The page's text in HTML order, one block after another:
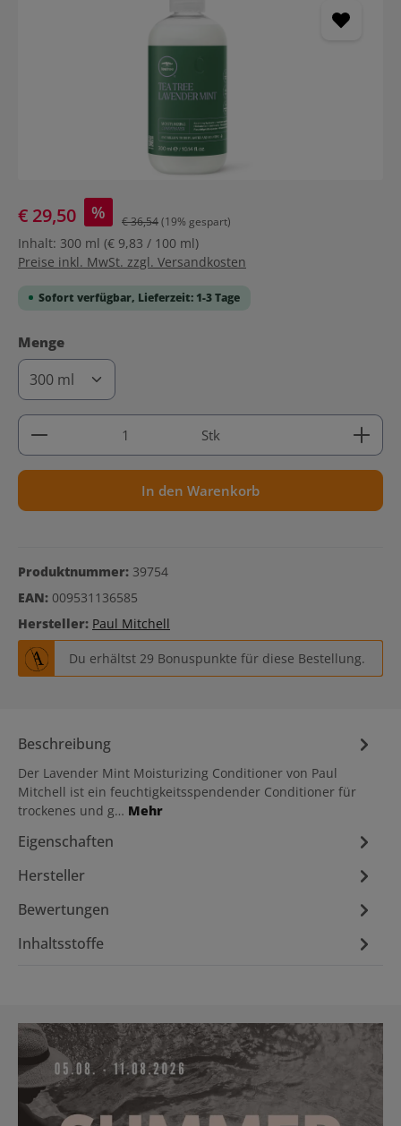
€ 29,50 % € 36,54(19% gespart)
Inhalt: 300 ml (€ 9,83 / 100 ml)
Preise inkl. MwSt. zzgl. Versandkosten
Sofort verfügbar, Lieferzeit: 1-3 Tage
Mengeauswählen
Produkt Anzahl: Gib den gewünschten Wert ein
Stk
In den Warenkorb
Produktnummer: 39754
EAN: 009531136585
Hersteller: Paul Mitchell
Du erhältst 29 Bonuspunkte für diese Bestellung.
Beschreibung
Der Lavender Mint Moisturizing Conditioner von Paul
Mitchell ist ein feuchtigkeitsspendender Conditioner für
trockenes und g… Mehr
Eigenschaften
Hersteller
Bewertungen
Inhaltsstoffe